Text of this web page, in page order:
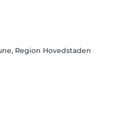
Region Hovedstaden